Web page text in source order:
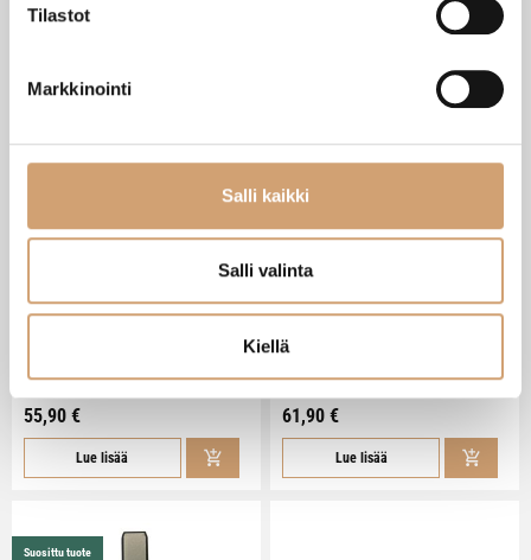
Tilastot
Markkinointi
Salli kaikki
Salli valinta
Kiellä
Heti saatavilla verkkokaupasta
55,90 €
Lue lisää
muovirasiassa
Heti saatavilla verkkokaupasta
61,90 €
Lue lisää
Suosittu tuote